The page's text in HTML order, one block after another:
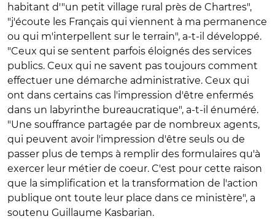
habitant d'"un petit village rural près de Chartres",
"j'écoute les Français qui viennent à ma permanence
ou qui m'interpellent sur le terrain", a-t-il développé.
"Ceux qui se sentent parfois éloignés des services
publics. Ceux qui ne savent pas toujours comment
effectuer une démarche administrative. Ceux qui
ont dans certains cas l'impression d'être enfermés
dans un labyrinthe bureaucratique", a-t-il énuméré.
"Une souffrance partagée par de nombreux agents,
qui peuvent avoir l'impression d'être seuls ou de
passer plus de temps à remplir des formulaires qu'à
exercer leur métier de coeur. C'est pour cette raison
que la simplification et la transformation de l'action
publique ont toute leur place dans ce ministère", a
soutenu Guillaume Kasbarian.